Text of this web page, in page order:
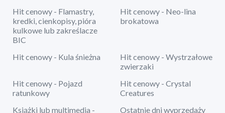
Hit cenowy - Flamastry,
kredki, cienkopisy, pióra
kulkowe lub zakreślacze
BIC
Hit cenowy - Neo-lina
brokatowa
Hit cenowy - Kula śnieżna
Hit cenowy - Wystrzałowe
zwierzaki
Hit cenowy - Pojazd
ratunkowy
Hit cenowy - Crystal
Creatures
Książki lub multimedia -
Ostatnie dni wyprzedaży